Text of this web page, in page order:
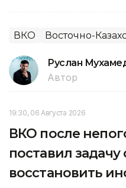
ВКО Восточно-
Руслан
Автор
19:30, 06 Августа 2026
ВКО после
поставил
восстановить